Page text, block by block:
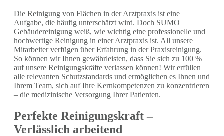
Die Reinigung von Flächen in der Arztpraxis ist eine
Aufgabe, die häufig unterschätzt wird. Doch SUMO
Gebäudereinigung weiß, wie wichtig eine professionelle und
hochwertige Reinigung in einer Arztpraxis ist. All unsere
Mitarbeiter verfügen über Erfahrung in der Praxisreinigung.
So können wir Ihnen gewährleisten, dass Sie sich zu 100 %
auf unsere Reinigungskräfte verlassen können! Wir erfüllen
alle relevanten Schutzstandards und ermöglichen es Ihnen und
Ihrem Team, sich auf Ihre Kernkompetenzen zu konzentrieren
– die medizinische Versorgung Ihrer Patienten.
Perfekte Reinigungskraft –
Verlässlich arbeitend